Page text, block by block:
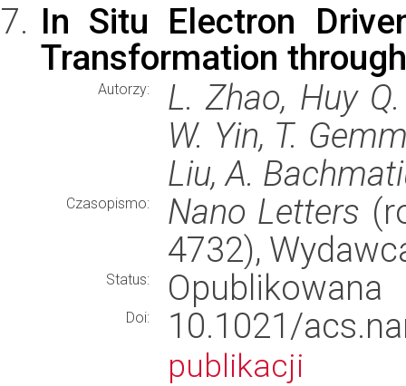
In Situ Electron
Transformation
Autorzy:
L. Zhao, Huy
W. Yin, T.
Liu, A.
Czasopismo: Nano Letters
4732),
Status: Opublikowana
Doi: 10.1021/
publikacji